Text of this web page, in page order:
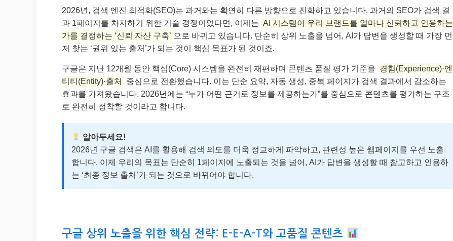
2026년, 검색 엔진 최적화(SEO)는 과거와는 확연히 다른 방향으로 진화하고 있습니다. 과거의 SEO가 검색 결
과 1페이지를 차지하기 위한 기술 경쟁이었다면, 이제는 AI 시스템이 우리 브랜드를 얼마나 신뢰하고 인용하는
가를 결정하는 ‘신뢰 자산 구축’ 으로 바뀌고 있습니다. 단순히 상위 노출을 넘어, AI가 답변을 생성할 때 가장 먼
저 찾는 ‘권위 있는 출처’가 되는 것이 핵심 목표가 된 것이죠.
구글은 지난 12개월 동안 핵심(Core) 시스템을 완전히 재편하며 콘텐츠 품질 평가 기준을 경험(Experience)·엔
티티(Entity)·출처
중심으로 전환했습니다. 이는 단순 요약, 자동 생성, 중복 페이지가 검색 결과에서 감소하는
효과를 가져왔습니다. 2026년에는 “누가 어떤 근거로 정보를 제공하는가”를 중심으로 콘텐츠를 평가하는 구조
로 완전히 정착할 것이라고 합니다.
알아두세요!
2026년 구글 검색은 AI를 활용해 검색 의도를 더욱 정교하게 파악하고, 관련성 높은 웹페이지를 우선 노출
합니다. 이제 우리의 목표는 단순히 1페이지에 노출되는 것을 넘어, AI가 답변을 생성할 때 참고하고 인용하
는 ‘최종 정보 출처’가 되는 것으로 바뀌어야 합니다.
구글 상위 노출을 위한 핵심 전략: E-E-A-T와 고품질 콘텐츠